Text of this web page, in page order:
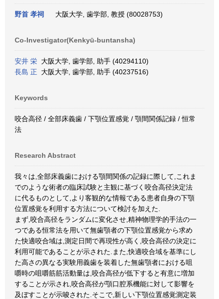
野首 孝祠 大阪大学, 歯学部, 教授 (80028753)
Co-Investigator(Kenkyū-buntansha)
安井 栄 大阪大学, 歯学部, 助手 (40294110)
長島 正 大阪大学, 歯学部, 助手 (40237516)
Keywords
咬合高径 / 全部床義歯 / 下顎位置感覚 / 顎間関係記録 / 恒常
法
Research Abstract
我々は,全部床義歯における顎間関係の記録に際して,これま
でのような術者の臨床試験と主観に基づく咬合高径決定法
に代るものとして,より客観的な情報である患者自身の下顎
位置感覚を利用する方法について検討を加えた.
まず,咬合高径をランダムに変化させ,精神物理学的手法の一
つである恒常法を用いて無歯顎者の下顎位置感覚から求め
た快適咬合域は,測定日間で再現性が高く,咬合高径の決定に
利用可能であることが示された.また,快適咬合域を基準にし
た高さの異なる実験用義歯を装着した無歯顎者における咀
嚼時の咀嚼筋筋活動量は,咬合高径が低下すると有意に増加
することが示され,咬合高径が顎口腔系機能に対して影響を
及ぼすことが示唆された.そこで,新しい下顎位置感覚測定装